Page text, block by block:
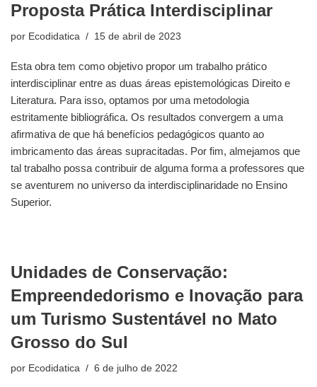
Proposta Prática Interdisciplinar
por Ecodidatica 15 de abril de 2023
Esta obra tem como objetivo propor um trabalho prático
interdisciplinar entre as duas áreas epistemológicas Direito e
Literatura. Para isso, optamos por uma metodologia
estritamente bibliográfica. Os resultados convergem a uma
afirmativa de que há benefícios pedagógicos quanto ao
imbricamento das áreas supracitadas. Por fim, almejamos que
tal trabalho possa contribuir de alguma forma a professores que
se aventurem no universo da interdisciplinaridade no Ensino
Superior.
Unidades de Conservação:
Empreendedorismo e Inovação para
um Turismo Sustentável no Mato
Grosso do Sul
por Ecodidatica 6 de julho de 2022